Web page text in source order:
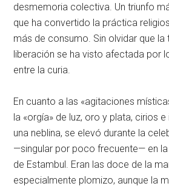
desmemoria colectiva. Un triunfo
que ha convertido la práctica
más de consumo. Sin olvidar que la
liberación se ha visto afectada por
entre la curia.
En cuanto a las «agitaciones
la «orgía» de luz, oro y plata, cirios
una neblina, se elevó durante la
—singular por poco frecuente— en
de Estambul. Eran las doce de la
especialmente plomizo, aunque la